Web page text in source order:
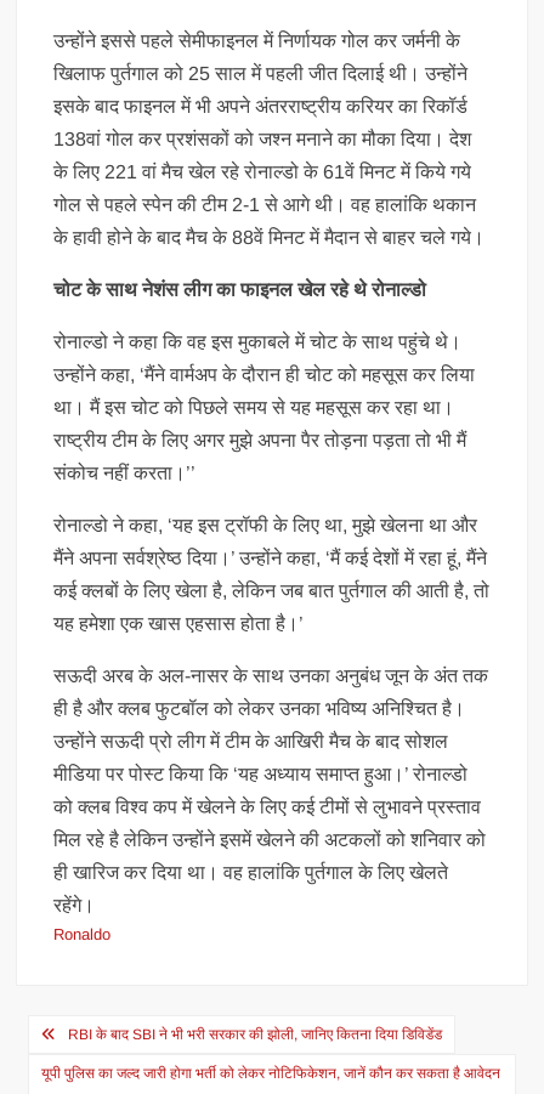
उन्होंने इससे पहले सेमीफाइनल में निर्णायक गोल कर जर्मनी के
खिलाफ पुर्तगाल को 25 साल में पहली जीत दिलाई थी। उन्होंने
इसके बाद फाइनल में भी अपने अंतरराष्ट्रीय करियर का रिकॉर्ड
138वां गोल कर प्रशंसकों को जश्न मनाने का मौका दिया। देश
के लिए 221 वां मैच खेल रहे रोनाल्डो के 61वें मिनट में किये गये
गोल से पहले स्पेन की टीम 2-1 से आगे थी। वह हालांकि थकान
के हावी होने के बाद मैच के 88वें मिनट में मैदान से बाहर चले गये।
चोट के साथ नेशंस लीग का फाइनल खेल रहे थे रोनाल्डो
रोनाल्डो ने कहा कि वह इस मुकाबले में चोट के साथ पहुंचे थे।
उन्होंने कहा, ‘मैंने वार्मअप के दौरान ही चोट को महसूस कर लिया
था। मैं इस चोट को पिछले समय से यह महसूस कर रहा था।
राष्ट्रीय टीम के लिए अगर मुझे अपना पैर तोड़ना पड़ता तो भी मैं
संकोच नहीं करता।’’
रोनाल्डो ने कहा, ‘यह इस ट्रॉफी के लिए था, मुझे खेलना था और
मैंने अपना सर्वश्रेष्ठ दिया।’ उन्होंने कहा, ‘मैं कई देशों में रहा हूं, मैंने
कई क्लबों के लिए खेला है, लेकिन जब बात पुर्तगाल की आती है, तो
यह हमेशा एक खास एहसास होता है।’
सऊदी अरब के अल-नासर के साथ उनका अनुबंध जून के अंत तक
ही है और क्लब फुटबॉल को लेकर उनका भविष्य अनिश्चित है।
उन्होंने सऊदी प्रो लीग में टीम के आखिरी मैच के बाद सोशल
मीडिया पर पोस्ट किया कि ‘यह अध्याय समाप्त हुआ।’ रोनाल्डो
को क्लब विश्व कप में खेलने के लिए कई टीमों से लुभावने प्रस्ताव
मिल रहे है लेकिन उन्होंने इसमें खेलने की अटकलों को शनिवार को
ही खारिज कर दिया था। वह हालांकि पुर्तगाल के लिए खेलते
रहेंगे।
Ronaldo
Post
navigation
RBI के बाद SBI ने भी भरी सरकार की झोली, जानिए कितना दिया डिविडेंड
यूपी पुलिस का जल्द जारी होगा भर्ती को लेकर नोटिफिकेशन, जानें कौन कर सकता है आवेदन